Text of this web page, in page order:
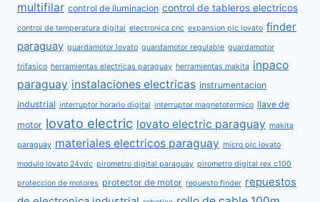
multifilar control de iluminacion control de tableros electricos
control de temperatura digital electronica cnc expansion plc lovato finder
paraguay guardamotor lovato guardamotor regulable guardamotor
trifasico herramientas electricas paraguay herramientas makita inpaco
paraguay instalaciones electricas instrumentacion
industrial interruptor horario digital interruptor magnetotermico llave de
motor lovato electric lovato electric paraguay makita
paraguay materiales electricos paraguay micro plc lovato
modulo lovato 24vdc pirometro digital paraguay pirometro digital rex c100
proteccion de motores protector de motor repuesto finder repuestos